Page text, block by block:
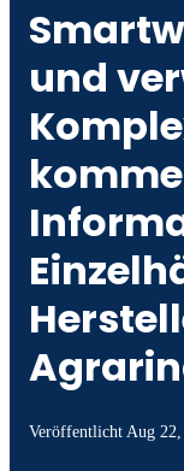
und
Veröffentlicht Aug 22,